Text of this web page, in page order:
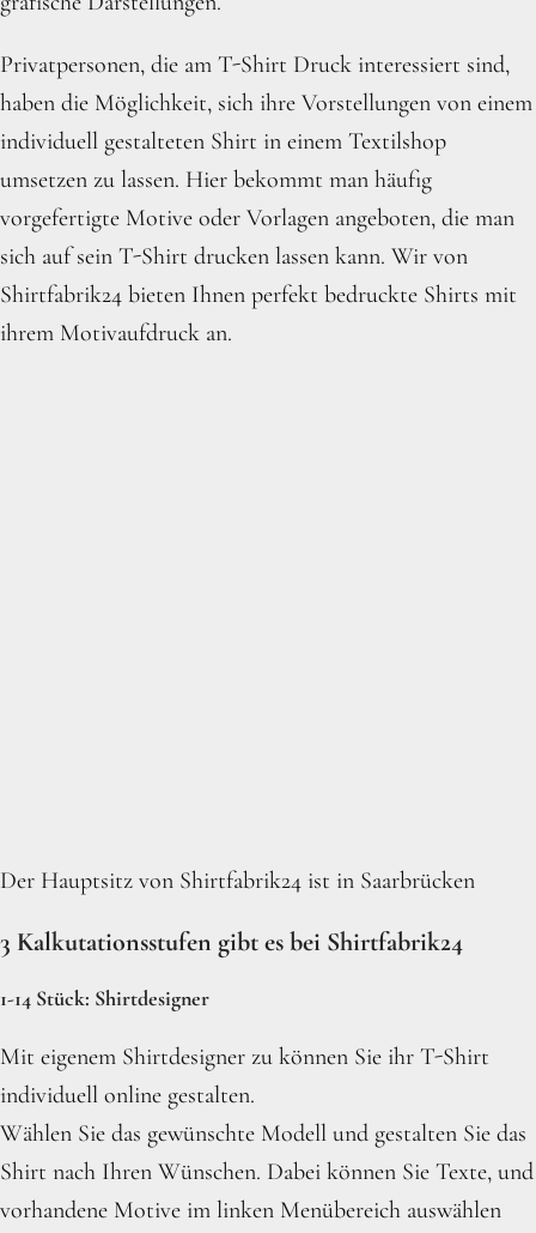
Privatpersonen, die am T-Shirt Druck interessiert sind,
haben die Möglichkeit, sich ihre Vorstellungen von einem
individuell gestalteten Shirt in einem Textilshop
umsetzen zu lassen. Hier bekommt man häufig
vorgefertigte Motive oder Vorlagen angeboten, die man
sich auf sein T-Shirt drucken lassen kann. Wir von
Shirtfabrik24 bieten Ihnen perfekt bedruckte Shirts mit
ihrem Motivaufdruck an.
Der Hauptsitz von Shirtfabrik24 ist in Saarbrücken
3 Kalkutationsstufen gibt es bei Shirtfabrik24
1-14 Stück: Shirtdesigner
Mit eigenem Shirtdesigner zu können Sie ihr T-Shirt
individuell online gestalten.
Wählen Sie das gewünschte Modell und gestalten Sie das
Shirt nach Ihren Wünschen. Dabei können Sie Texte, und
vorhandene Motive im linken Menübereich auswählen